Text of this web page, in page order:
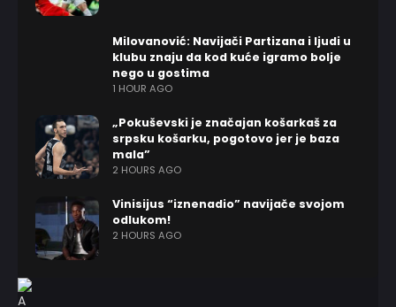
Milovanović: Navijači Partizana i ljudi u
klubu znaju da kod kuće igramo bolje
nego u gostima
1 HOUR AGO
„Pokuševski je značajan košarkaš za
srpsku košarku, pogotovo jer je baza
mala”
2 HOURS AGO
Vinisijus “iznenadio” navijače svojom
odlukom!
2 HOURS AGO